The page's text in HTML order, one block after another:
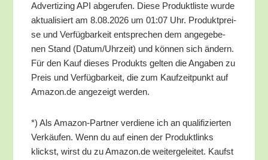
Adver­tiz­ing API abge­ru­fen. Die­se Pro­dukt­lis­te wur­de
aktua­li­siert am 8.08.2026 um 01:07 Uhr. Pro­dukt­prei­
se und Ver­füg­bar­keit ent­spre­chen dem ange­ge­be­
nen Stand (Datum/​Uhrzeit) und kön­nen sich ändern.
Für den Kauf die­ses Pro­dukts gel­ten die Anga­ben zu
Preis und Ver­füg­bar­keit, die zum Kauf­zeit­punkt auf
Amazon.de ange­zeigt werden.
*) Als Ama­zon-Part­ner ver­die­ne ich an qua­li­fi­zier­ten
Ver­käu­fen. Wenn du auf einen der Pro­dukt­links
klickst, wirst du zu Amazon.de wei­ter­ge­lei­tet. Kaufst